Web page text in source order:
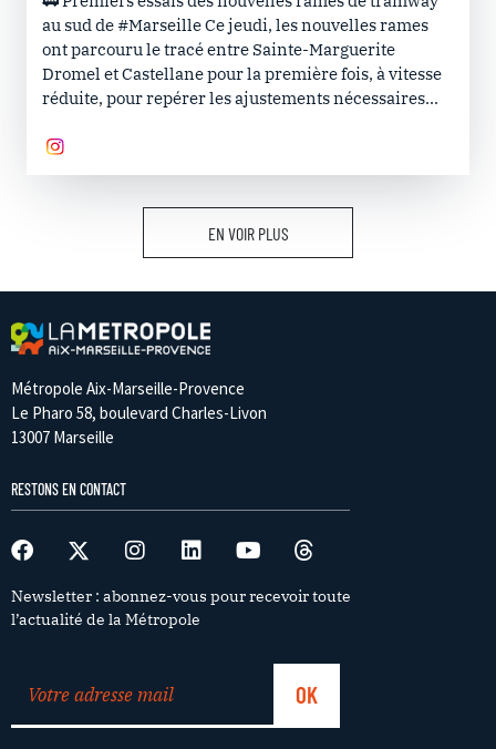
au sud de #Marseille Ce jeudi, les nouvelles rames
ont parcouru le tracé entre Sainte-Marguerite
Dromel et Castellane pour la première fois, à vitesse
réduite, pour repérer les ajustements nécessaires...
EN VOIR PLUS
Métropole Aix-Marseille-Provence
Le Pharo 58, boulevard Charles-Livon
13007 Marseille
RESTONS EN CONTACT
Newsletter : abonnez-vous pour recevoir toute
l’actualité de la Métropole